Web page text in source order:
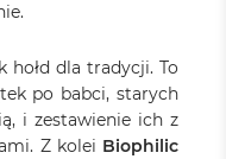
dla tradycji. To
po babci, starych
i zestawienie ich z
Z kolei Biophilic